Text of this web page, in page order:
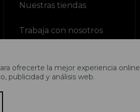
ofrecerte la mejor experiencia
publicidad y análisis web.
Nuestras tiendas
Trabaja con nosotros